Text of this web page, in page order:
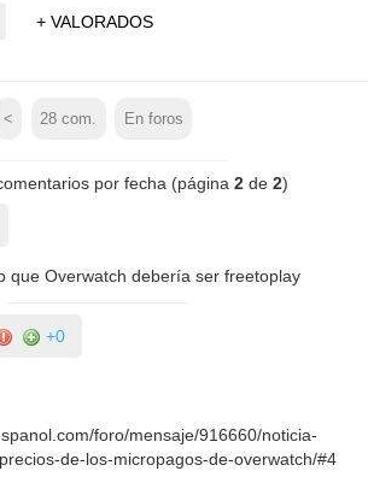
+ VALORADOS
< 28 com. En foros
por fecha (página 2de 2)
que Overwatch debería ser freetoplay
+0
foro/mensaje/916660/noticia-
de-los-micropagos-de-overwatch/#4